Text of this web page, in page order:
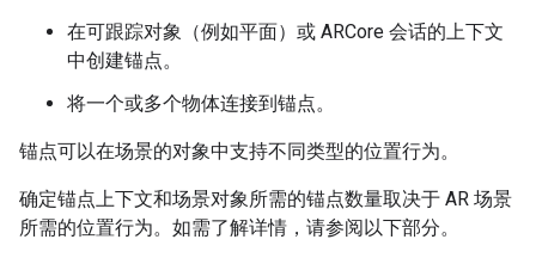
在可跟踪对象（例如平面）或 ARCore 会话的上下文
中创建锚点。
将一个或多个物体连接到锚点。
锚点可以在场景的对象中支持不同类型的位置行为。
确定锚点上下文和场景对象所需的锚点数量取决于 AR 场景
所需的位置行为。如需了解详情，请参阅以下部分。